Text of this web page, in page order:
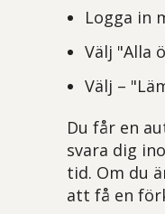
Logga in
Välj "Alla
Välj –
Du får en
svara dig
tid. Om du
att få en